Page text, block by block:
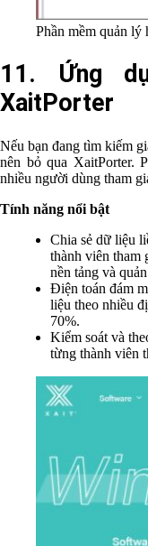
Phần mềm quản lý
11. Ứng
XaitPorter
Nếu bạn đang tìm kiếm
nên bỏ qua XaitPorter.
nhiều người dùng tham
Tính năng nổi bật
Chia sẻ dữ liệu
thành viên tham
nền tảng và
Điện toán đám
liệu theo nhiều
70%.
Kiểm soát và
từng thành viên